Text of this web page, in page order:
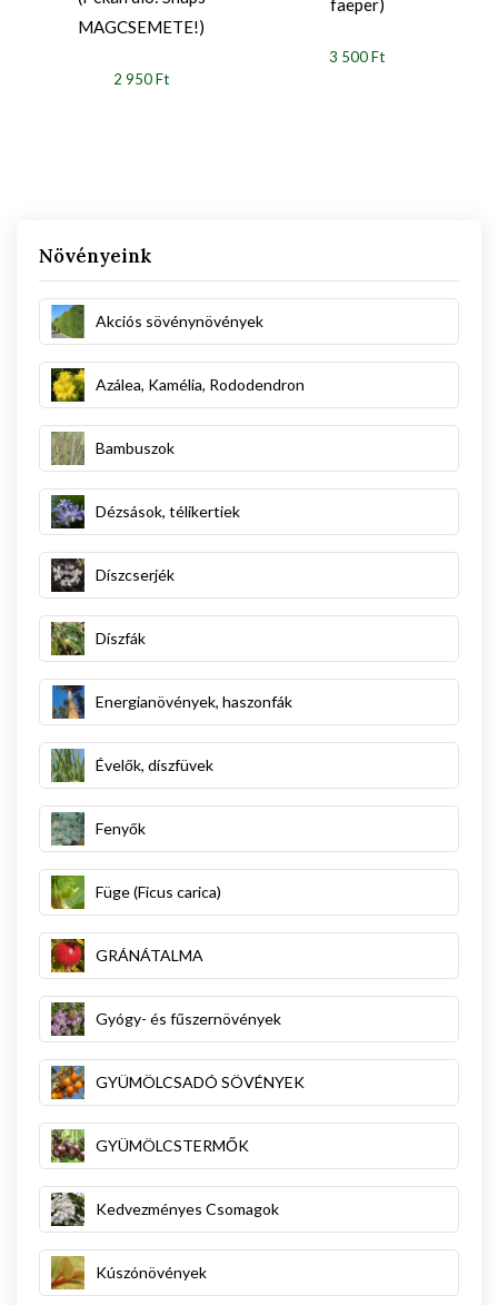
Növényeink
Akciós sövénynövények
Azálea, Kamélia, Rododendron
Bambuszok
Dézsások, télikertiek
Díszcserjék
Díszfák
Energianövények, haszonfák
Évelők, díszfüvek
Fenyők
Füge (Ficus carica)
GRÁNÁTALMA
Gyógy- és fűszernövények
GYÜMÖLCSADÓ SÖVÉNYEK
GYÜMÖLCSTERMŐK
Kedvezményes Csomagok
Kúszónövények
MAGCSEMETE!)
2 950 Ft
faeper)
3 500 Ft